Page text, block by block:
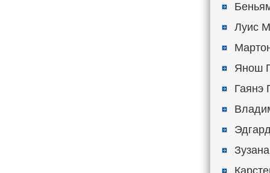
Луис
Янош
Гаянэ